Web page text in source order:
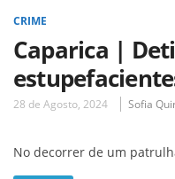
CRIME
Caparica |
28 de Agosto, 2024 Sofia
No decorrer de um